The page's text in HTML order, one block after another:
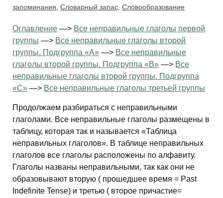
запоминания Словарный запас Словообразование
Оглавление —> Все неправильные глаголы первой
группы —> Все неправильные глаголы второй
группы. Подгруппа «А» —> Все неправильные
глаголы второй группы. Подгруппа «В» —> Все
неправильные глаголы второй группы. Подгруппа
«С» —> Все неправильные глаголы третьей группы
Продолжаем разбираться с неправильными
глаголами. Все неправильные глаголы размещены в
таблицу, которая так и называется «Таблица
неправильных глаголов». В таблице неправильных
глаголов все глаголы расположены по алфавиту.
Глаголы названы неправильными, так как они не
образовывают вторую ( прошедшее время = Past
Indefinite Tense) и третью ( второе причастие=